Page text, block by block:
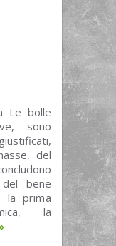
Le bolle
sono
del
bene
la prima
la